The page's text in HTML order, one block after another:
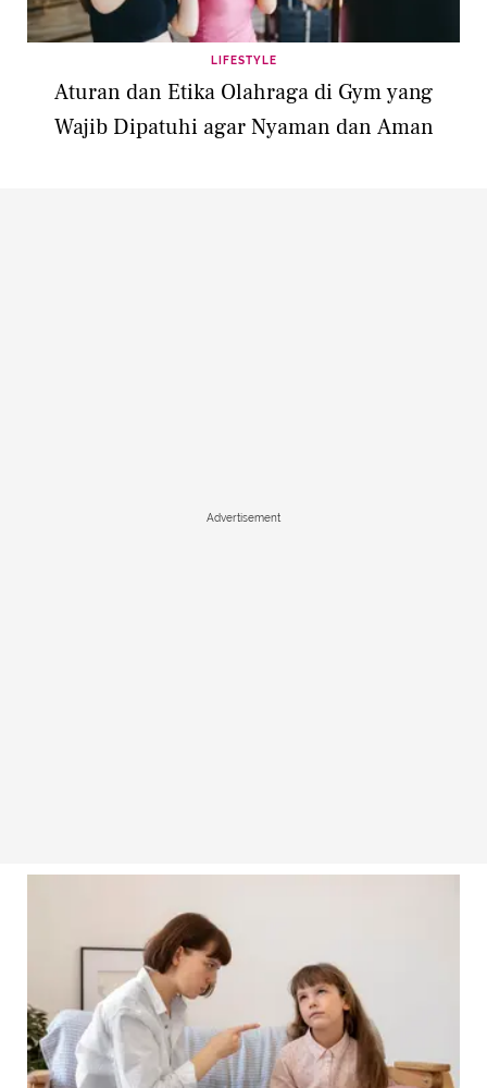
LIFESTYLE
Aturan dan Etika Olahraga di Gym yang
Wajib Dipatuhi agar Nyaman dan Aman
Advertisement